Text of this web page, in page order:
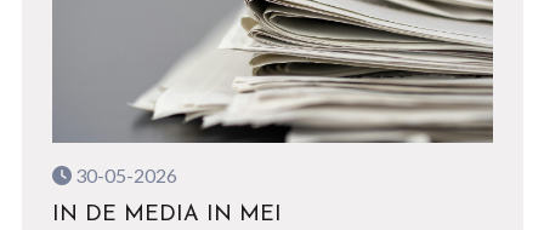
30-05-2026
IN DE MEDIA IN MEI